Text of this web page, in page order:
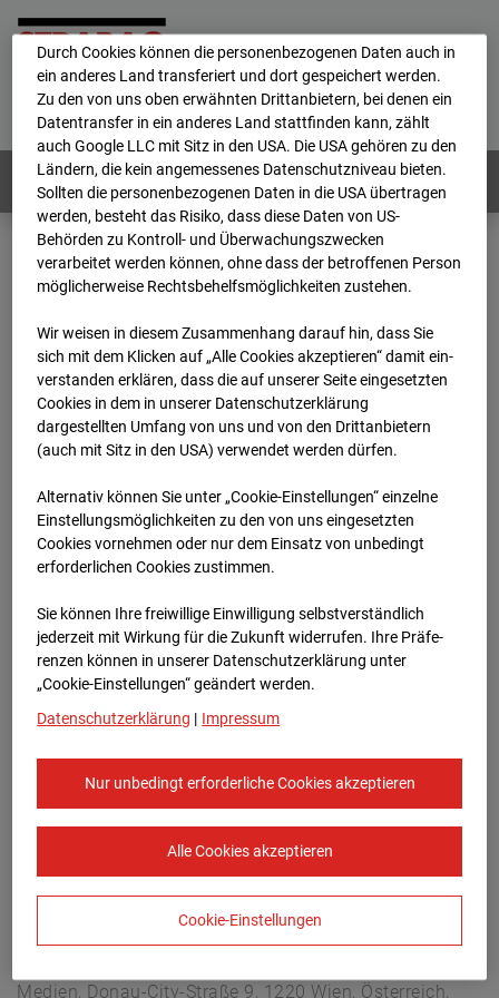
Home E-Mail Impressum
Login
Deutsch / English
Webcams: Alle Länder
Home
Deutschland
BC-132 - BV-Ausbau Bonatzbau -Cam9
Archiv
2026 07 08 14:45
BC-132 - BV-Ausbau
Bonatzbau -Cam9
Arnulf Klett Platz, 70173 Stuttgart
Zur Übersicht
Europe/Berlin
Medien, Donau-City-Straße 9, 1220 Wien, Österreich,
Durch Cookies können die personenbezogenen Daten auch in
ein anderes Land transferiert und dort gespeichert werden.
Zu den von uns oben erwähnten Drittanbietern, bei denen ein
Datentransfer in ein anderes Land stattfinden kann, zählt
auch Google LLC mit Sitz in den USA. Die USA gehören zu den
Ländern, die kein angemessenes Datenschutzniveau bieten.
Sollten die personenbezogenen Daten in die USA übertragen
werden, besteht das Risiko, dass diese Daten von US-
Behörden zu Kontroll- und Überwachungszwecken
verarbeitet werden können, ohne dass der betroffenen Person
möglicherweise Rechtsbehelfsmöglichkeiten zustehen.
Wir weisen in diesem Zusammenhang darauf hin, dass Sie
sich mit dem Klicken auf „Alle Cookies akzeptieren“ damit ein­
ver­standen erklären, dass die auf unserer Seite eingesetzten
Cookies in dem in unserer Datenschutzerklärung
dargestellten Umfang von uns und von den Drittanbietern
(auch mit Sitz in den USA) verwendet werden dürfen.
Alternativ können Sie unter „Cookie-Einstellungen“ einzelne
Einstellungsmöglichkeiten zu den von uns eingesetzten
Cookies vornehmen oder nur dem Einsatz von unbedingt
erforderlichen Cookies zustimmen.
Sie können Ihre freiwillige Einwilligung selbstverständlich
jederzeit mit Wirkung für die Zukunft widerrufen. Ihre Prä­fe­
renzen können in unserer Datenschutzerklärung unter
„Cookie-Einstellungen“ geändert werden.
Datenschutzerklärung | Impressum
Nur unbedingt erforderliche Cookies akzeptieren
Alle Cookies akzeptieren
Cookie-Einstellungen